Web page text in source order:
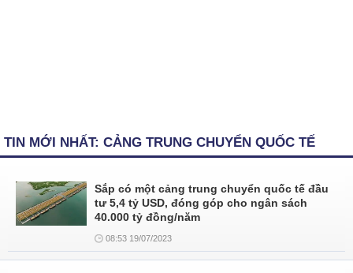
TIN MỚI NHẤT: CẢNG TRUNG CHUYỂN QUỐC TẾ
Sắp có một cảng trung chuyển quốc tế đầu
tư 5,4 tỷ USD, đóng góp cho ngân sách
40.000 tỷ đồng/năm
08:53 19/07/2023